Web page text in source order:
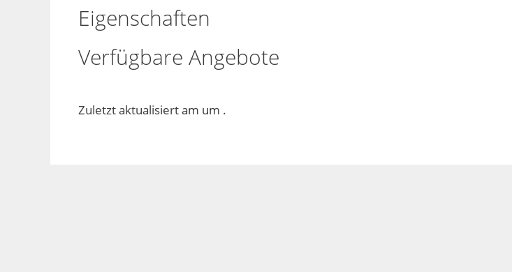
Eigenschaften
Verfügbare Angebote
Zuletzt aktualisiert am um .